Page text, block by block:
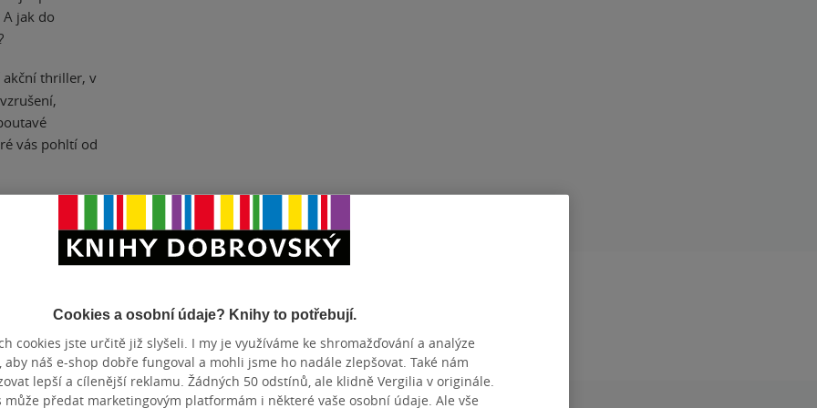
jak do
thriller, v
vás pohltí od
540 g
978-80-7642-077-9
VYDÁNÍ
Cookies a osobní údaje? Knihy to potřebují.
cookies jste určitě již slyšeli. I my je využíváme ke shromažďování a analýze
aby náš e-shop dobře fungoval a mohli jsme ho nadále zlepšovat. Také nám
lepší a cílenější reklamu. Žádných 50 odstínů, ale klidně Vergilia v originále.
může předat marketingovým platformám i některé vaše osobní údaje. Ale vše